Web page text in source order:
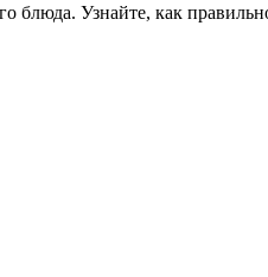
Узнайте, как